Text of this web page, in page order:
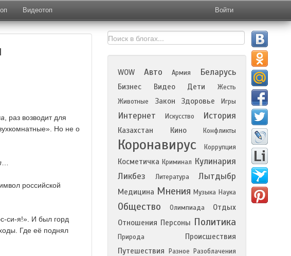
Видеотоп Войти
, раз возводит для
Но не о
российской
си-я!». И был горд
Где её поднял
WOW Авто Армия Беларусь
Бизнес Видео Дети
Жесть
Животные
Закон Здоровье Игры
Интернет Искусство История
Казахстан Кино Конфликты
Коронавирус Коррупция
Косметичка Криминал Кулинария
Ликбез
Литература Лытдыбр
Медицина Мнения Музыка Наука
Общество Олимпиада
Отдых
Отношения Персоны Политика
Природа
Происшествия
Путешествия
Разное Разоблачения